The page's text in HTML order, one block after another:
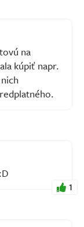
na
kúpiť napr.
1